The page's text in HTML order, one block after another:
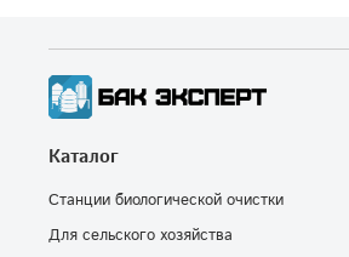
Каталог
Станции биологической очистки
Для сельского хозяйства